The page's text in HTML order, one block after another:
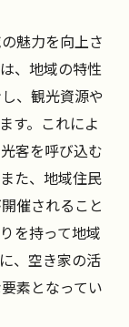
魅力を向上さ
、地域の特性
、観光資源や
す。これによ
客を呼び込む
た、地域住民
催されること
を持って地域
、空き家の活
素となってい